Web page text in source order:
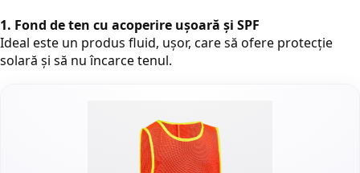
1. Fond de ten cu acoperire ușoară și SPF
Ideal este un produs fluid, ușor, care să ofere protecție
solară și să nu încarce tenul.